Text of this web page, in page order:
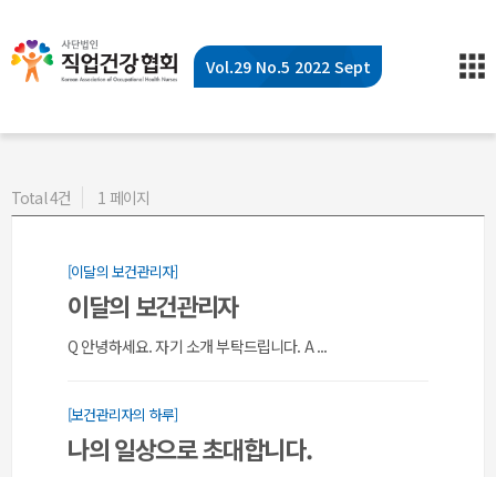
Vol.29 No.5 2022 Sept
Total 4건 1 페이지
[이달의 보건관리자]
이달의 보건관리자
Q 안녕하세요. 자기 소개 부탁드립니다. A ...
[보건관리자의 하루]
나의 일상으로 초대합니다.